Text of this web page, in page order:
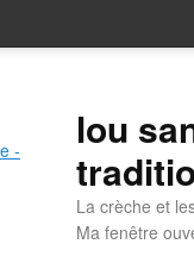
lou
La crèche et
Ma fenêtre